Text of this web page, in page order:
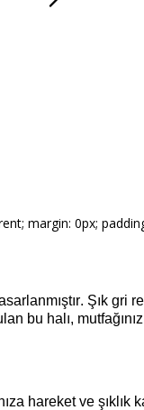
margin: 0px;
Şık
bu halı,
hareket ve